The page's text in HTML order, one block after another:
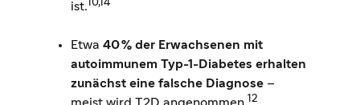
ist.
Etwa 40 % der Erwachsenen mit
autoimmunem Typ-1-Diabetes erhalten
zunächst eine falsche Diagnose –
12